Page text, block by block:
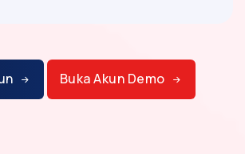
Buka Akun Demo